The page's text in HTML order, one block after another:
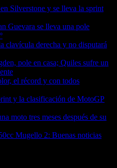
Silverstone y se lleva la sprint
Guevara se lleva una pole
clavícula derecha y no disputará
pole en casa; Quiles sufre un
el récord y con todos
y la clasificación de MotoGP
moto tres meses después de su
Mugello 2: Buenas noticias